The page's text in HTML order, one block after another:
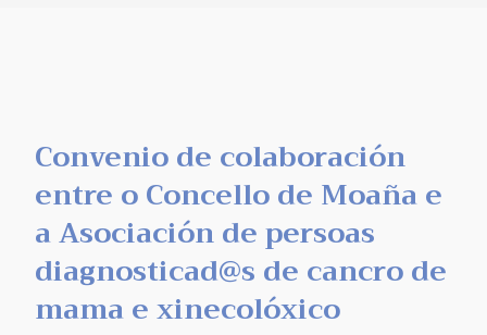
Convenio de colaboración
entre o Concello de Moaña e
a Asociación de persoas
diagnosticad@s de cancro de
mama e xinecolóxico